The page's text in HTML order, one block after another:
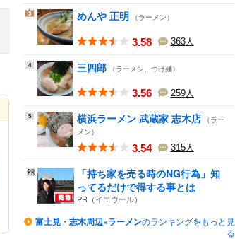
3 めんや 正明 （ラーメン）
3.58 363人
4 三四郎 （ラーメン、つけ麺）
3.56 259人
5 横浜ラーメン 武蔵家 志木店 （ラー
メン）
3.54 315人
「持ち家を売る時のNG行為」知
ってるだけで得する事とは
PR（イエウール）
富士見・志木周辺×ラーメンのランキングをもっと見
る